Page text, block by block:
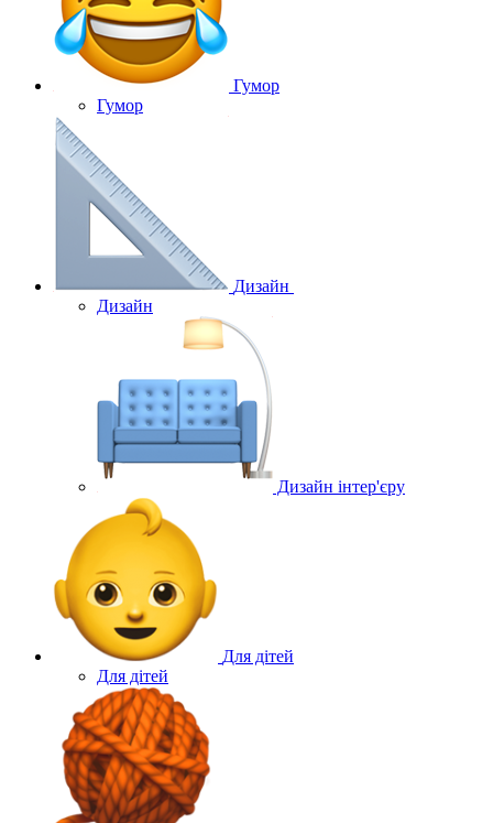
Гумор
Гумор
Дизайн
Дизайн
Дизайн інтер'єру
Для дітей
Для дітей